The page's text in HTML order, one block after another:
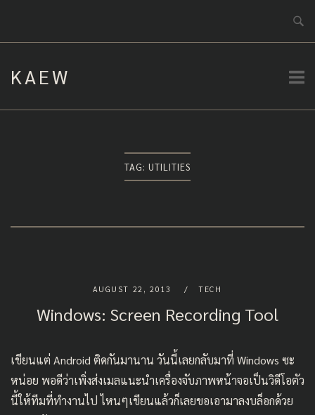
KAEW
TAG: UTILITIES
AUGUST 22, 2013 TECH
Windows: Screen Recording Tool
เขียนแต่ Android ติดกันมานาน วันนี้เลยกลับมาที่ Windows ซะ
หน่อย พอดีว่าเพิ่งส่งเมลแนะนำเครื่องจับภาพหน้าจอเป็นวิดีโอตัว
นี้ให้ทีมที่ทำงานไป ไหนๆเขียนแล้วก็เลยขอเอามาลงบล็อกด้วย